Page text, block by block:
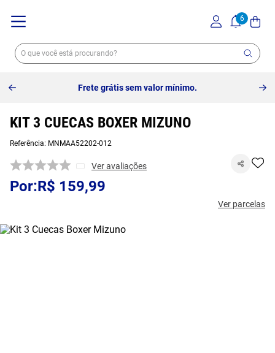
Frete grátis sem valor mínimo.
KIT 3 CUECAS BOXER MIZUNO
Referência: MNMAA52202-012
Ver avaliações
R$ 159,99
Ver parcelas